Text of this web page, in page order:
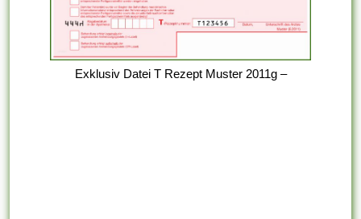
Exklusiv Datei T Rezept Muster 2011g –